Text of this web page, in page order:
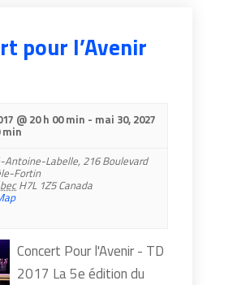
pour l’Avenir
@ 20 h 00 min - mai 30, 2027
min
Antoine-Labelle, 216 Boulevard
Fortin
H7L 1Z5 Canada
Concert Pour l'Avenir - TD
2017 ​La 5e édition du